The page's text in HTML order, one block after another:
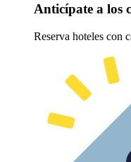
Anticípate a los
Reserva hoteles con